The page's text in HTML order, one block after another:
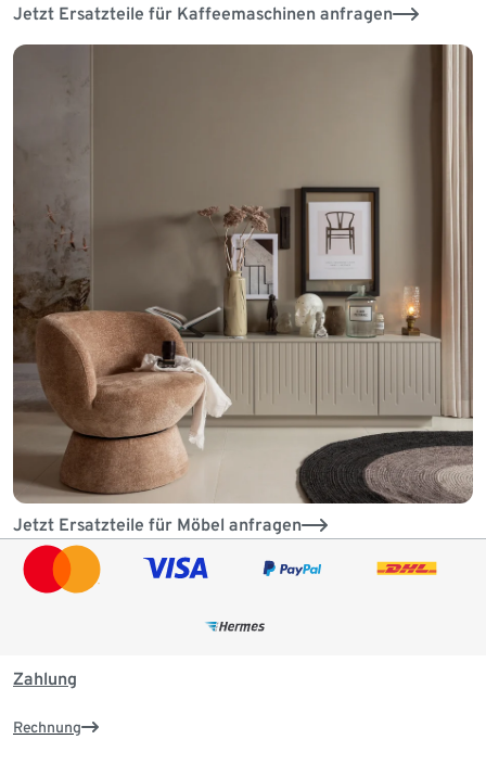
Jetzt Ersatzteile für Kaffeemaschinen anfragen
Jetzt Ersatzteile für Möbel anfragen
Zahlung
Rechnung